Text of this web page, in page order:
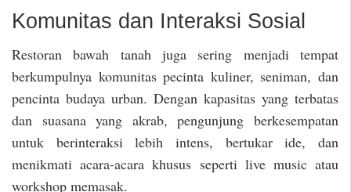
Komunitas dan Interaksi Sosial
Restoran bawah tanah juga sering menjadi tempat
berkumpulnya komunitas pecinta kuliner, seniman, dan
pencinta budaya urban. Dengan kapasitas yang terbatas
dan suasana yang akrab, pengunjung berkesempatan
untuk berinteraksi lebih intens, bertukar ide, dan
menikmati acara-acara khusus seperti live music atau
workshop memasak.